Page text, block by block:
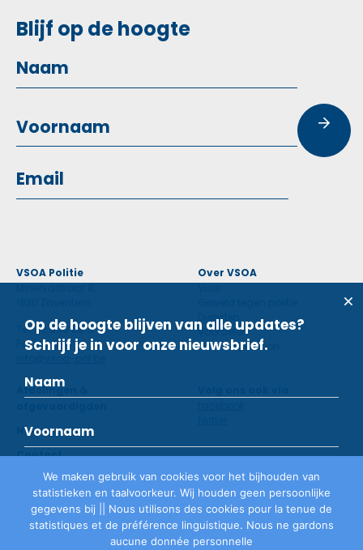
We maken gebruik van cookies voor het bijhouden van
statistieken en taalvoorkeur. Wij houden geen persoonlijke
gegevens bij || Nous utilisons des cookies pour la tenue de
statistiques et de préférence linguistique. Nous ne gardons
aucune donnée personnelle
Blijf op de hoogte
VSOA Politie
Tel: 02 660 59 11
Fax: 02 660 50 97
info@vsoa-pol.be
Over VSOA
Diensten
Voordelen
Contactpersoon
Afdelingen &
Nieuws
Contact
Lid worden
Op de hoogte blijven van alle updates?
Schrijf je in voor onze nieuwsbrief.